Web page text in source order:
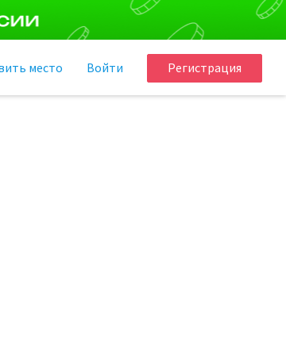
Регистрация
Войти
место